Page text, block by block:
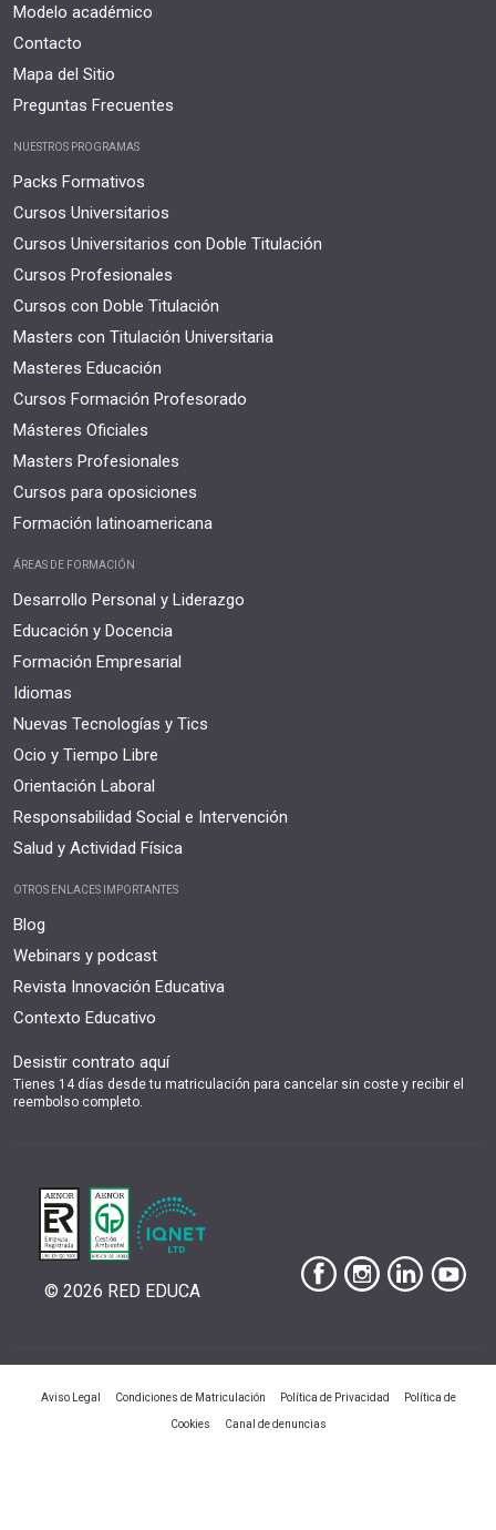
Modelo académico
Contacto
Mapa del Sitio
Preguntas Frecuentes
NUESTROS PROGRAMAS
Packs Formativos
Cursos Universitarios
Cursos Universitarios con Doble Titulación
Cursos Profesionales
Cursos con Doble Titulación
Masters con Titulación Universitaria
Masteres Educación
Cursos Formación Profesorado
Másteres Oficiales
Masters Profesionales
Cursos para oposiciones
Formación latinoamericana
ÁREAS DE FORMACIÓN
Desarrollo Personal y Liderazgo
Educación y Docencia
Formación Empresarial
Idiomas
Nuevas Tecnologías y Tics
Ocio y Tiempo Libre
Orientación Laboral
Responsabilidad Social e Intervención
Salud y Actividad Física
OTROS ENLACES IMPORTANTES
Blog
Webinars y podcast
Revista Innovación Educativa
Contexto Educativo
Desistir contrato aquí
Tienes 14 días desde tu matriculación para cancelar sin coste y recibir el
reembolso completo.
© 2026 RED EDUCA
Aviso Legal Condiciones de Matriculación Política de Privacidad Política de
Cookies Canal de denuncias